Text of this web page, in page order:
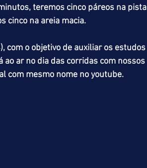
teremos cinco páreos na pista
cinco na areia macia.
com o objetivo de auxiliar os estudos
ao ar no dia das corridas com nossos
com mesmo nome no youtube.